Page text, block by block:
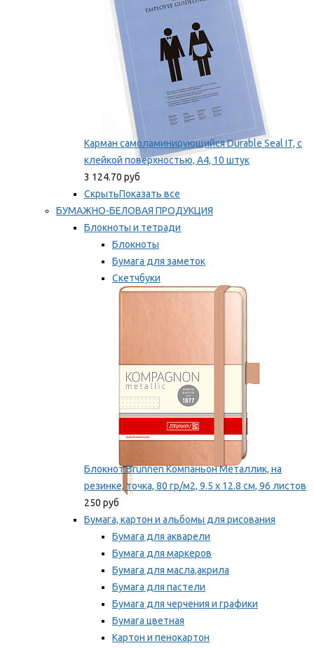
Карман самоламинирующийся Durable Seal IT, с
клейкой поверхностью, A4, 10 штук
3 124.70 руб
СкрытьПоказать все
БУМАЖНО-БЕЛОВАЯ ПРОДУКЦИЯ
Блокноты и тетради
Блокноты
Бумага для заметок
Скетчбуки
Тетради
Блокнот Brunnen Компаньон Металлик, на
резинке, точка, 80 гр/м2, 9.5 х 12.8 см, 96 листов
250 руб
Бумага, картон и альбомы для рисования
Бумага для акварели
Бумага для маркеров
Бумага для масла,акрила
Бумага для пастели
Бумага для черчения и графики
Бумага цветная
Картон и пенокартон